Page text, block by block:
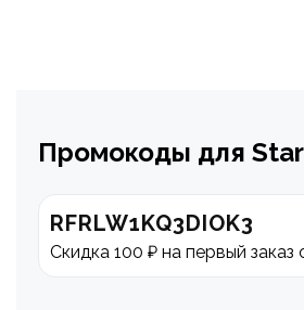
Промокоды для
RFRLW1KQ3DIOK3
Скидка 100 ₽ на первый заказ